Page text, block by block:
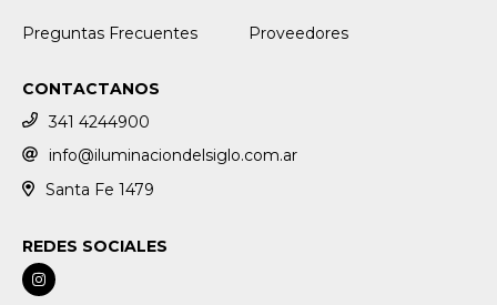
Preguntas Frecuentes Proveedores
CONTACTANOS
341 4244900
info@iluminaciondelsiglo.com.ar
Santa Fe 1479
REDES SOCIALES